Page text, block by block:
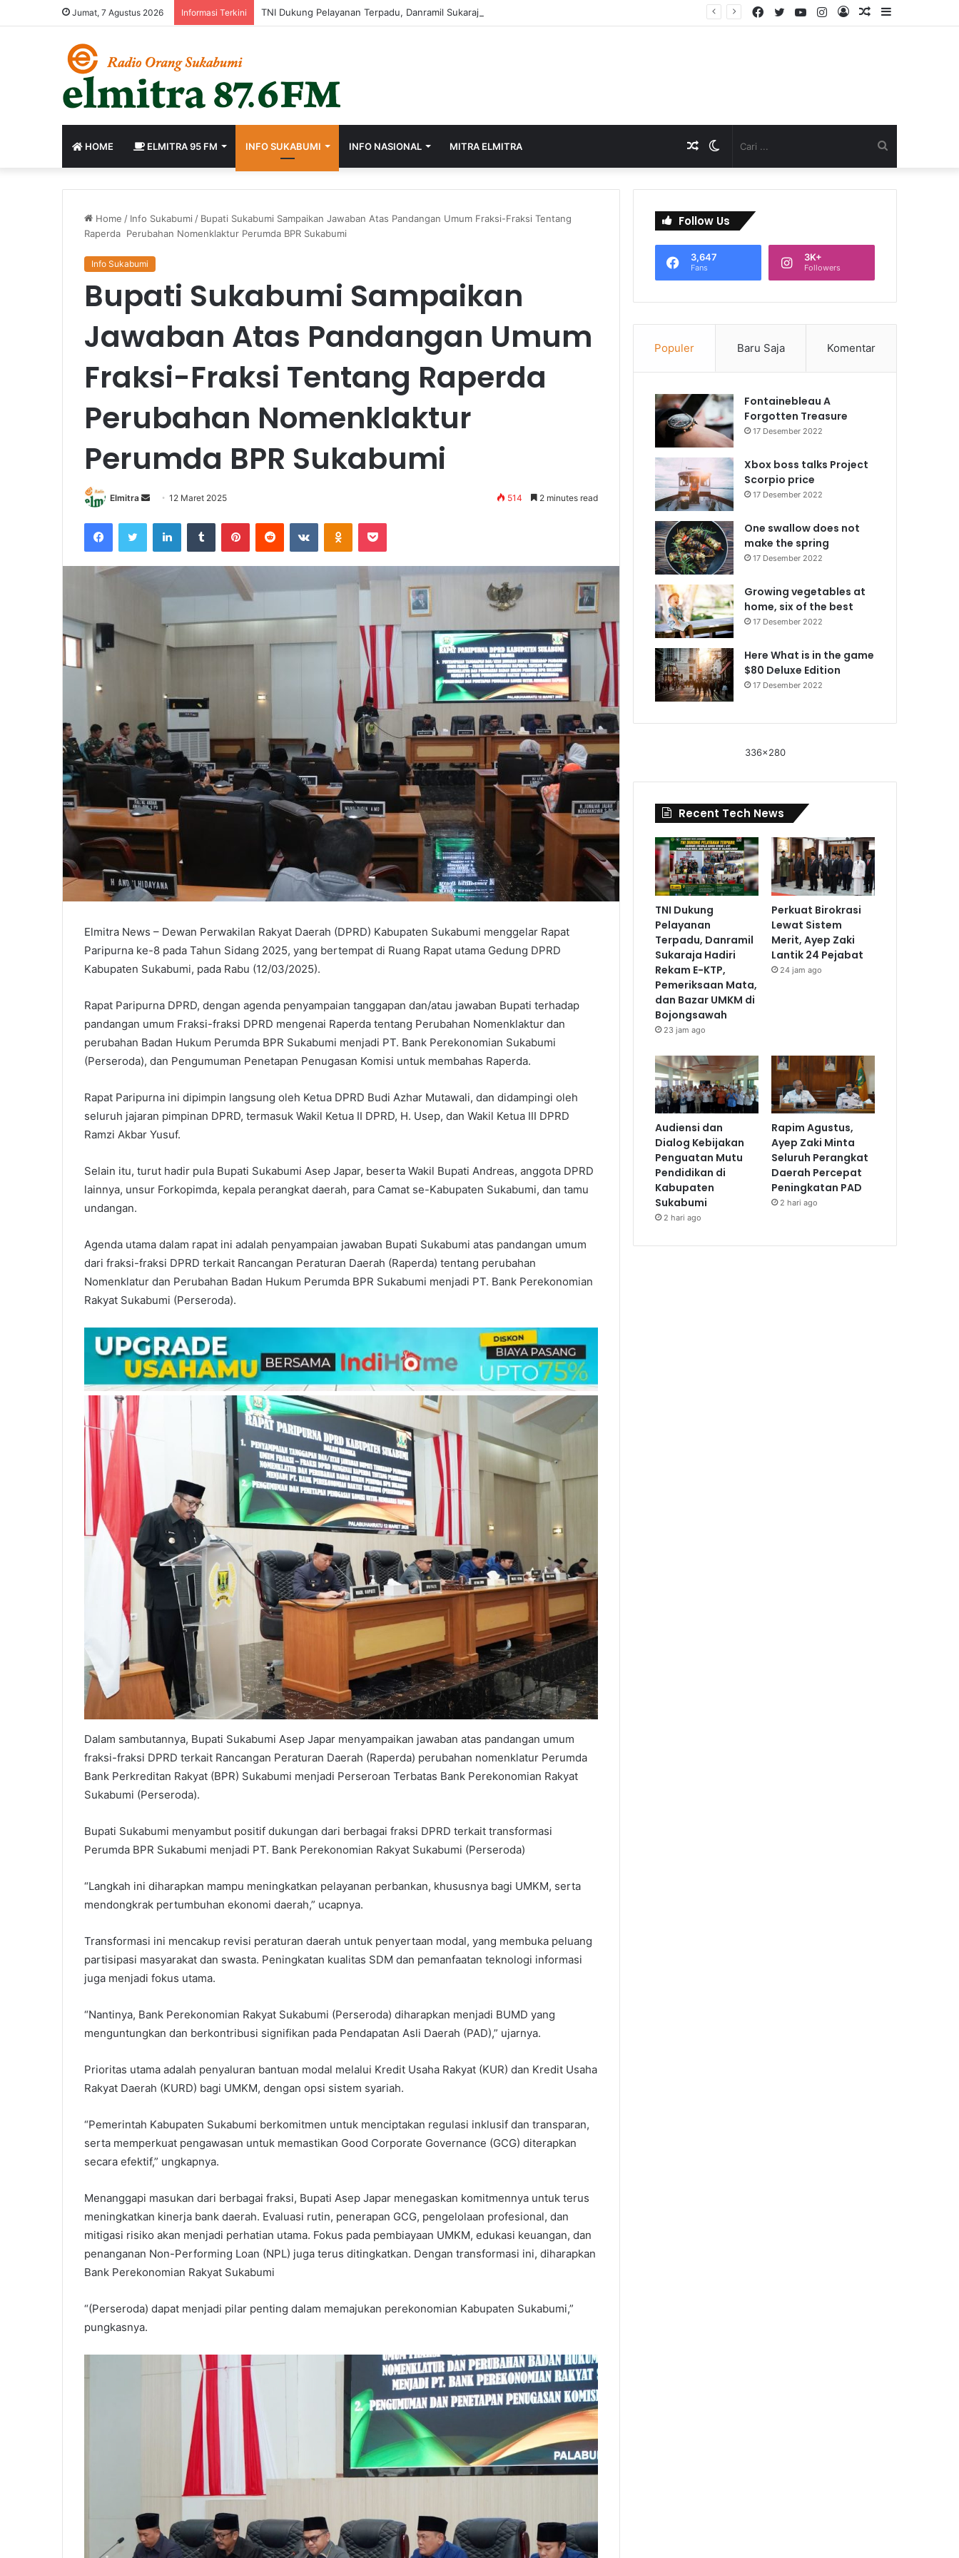
Jumat, 7 Agustus 2026 Informasi Terkini Sidebar
Artikel
Log
Instagram
YouTube
Twitter
Facebook
HOME ELMITRA 95 FM INFO SUKABUMI INFO NASIONAL MITRA ELMITRA
...
Switch
skin
Artikel
Acak
Home / Info Sukabumi / Bupati Sukabumi Sampaikan Jawaban Atas Pandangan Umum Fraksi-Fraksi Tentang
Raperda Perubahan Nomenklaktur Perumda BPR Sukabumi
Info Sukabumi
Bupati Sukabumi Sampaikan
Jawaban Atas Pandangan Umum
Fraksi-Fraksi Tentang Raperda
Perubahan Nomenklaktur
Perumda BPR Sukabumi
Elmitra
Send
email
12 Maret 2025 514 2 minutes read
FacebookTwitter LinkedInTumblr PinterestReddit VKontakteOdnoklassniki
Pocket
Elmitra News – Dewan Perwakilan Rakyat Daerah (DPRD) Kabupaten Sukabumi menggelar Rapat
Paripurna ke-8 pada Tahun Sidang 2025, yang bertempat di Ruang Rapat utama Gedung DPRD
Kabupaten Sukabumi, pada Rabu (12/03/2025).
Rapat Paripurna DPRD, dengan agenda penyampaian tanggapan dan/atau jawaban Bupati terhadap
pandangan umum Fraksi-fraksi DPRD mengenai Raperda tentang Perubahan Nomenklaktur dan
perubahan Badan Hukum Perumda BPR Sukabumi menjadi PT. Bank Perekonomian Sukabumi
(Perseroda), dan Pengumuman Penetapan Penugasan Komisi untuk membahas Raperda.
Rapat Paripurna ini dipimpin langsung oleh Ketua DPRD Budi Azhar Mutawali, dan didampingi oleh
seluruh jajaran pimpinan DPRD, termasuk Wakil Ketua II DPRD, H. Usep, dan Wakil Ketua III DPRD
Ramzi Akbar Yusuf.
Selain itu, turut hadir pula Bupati Sukabumi Asep Japar, beserta Wakil Bupati Andreas, anggota DPRD
lainnya, unsur Forkopimda, kepala perangkat daerah, para Camat se-Kabupaten Sukabumi, dan tamu
undangan.
Agenda utama dalam rapat ini adalah penyampaian jawaban Bupati Sukabumi atas pandangan umum
dari fraksi-fraksi DPRD terkait Rancangan Peraturan Daerah (Raperda) tentang perubahan
Nomenklatur dan Perubahan Badan Hukum Perumda BPR Sukabumi menjadi PT. Bank Perekonomian
Rakyat Sukabumi (Perseroda).
Dalam sambutannya, Bupati Sukabumi Asep Japar menyampaikan jawaban atas pandangan umum
fraksi-fraksi DPRD terkait Rancangan Peraturan Daerah (Raperda) perubahan nomenklatur Perumda
Bank Perkreditan Rakyat (BPR) Sukabumi menjadi Perseroan Terbatas Bank Perekonomian Rakyat
Sukabumi (Perseroda).
Bupati Sukabumi menyambut positif dukungan dari berbagai fraksi DPRD terkait transformasi
Perumda BPR Sukabumi menjadi PT. Bank Perekonomian Rakyat Sukabumi (Perseroda)
“Langkah ini diharapkan mampu meningkatkan pelayanan perbankan, khususnya bagi UMKM, serta
mendongkrak pertumbuhan ekonomi daerah,” ucapnya.
Transformasi ini mencakup revisi peraturan daerah untuk penyertaan modal, yang membuka peluang
partisipasi masyarakat dan swasta. Peningkatan kualitas SDM dan pemanfaatan teknologi informasi
juga menjadi fokus utama.
“Nantinya, Bank Perekonomian Rakyat Sukabumi (Perseroda) diharapkan menjadi BUMD yang
menguntungkan dan berkontribusi signifikan pada Pendapatan Asli Daerah (PAD),” ujarnya.
Prioritas utama adalah penyaluran bantuan modal melalui Kredit Usaha Rakyat (KUR) dan Kredit Usaha
Rakyat Daerah (KURD) bagi UMKM, dengan opsi sistem syariah.
“Pemerintah Kabupaten Sukabumi berkomitmen untuk menciptakan regulasi inklusif dan transparan,
serta memperkuat pengawasan untuk memastikan Good Corporate Governance (GCG) diterapkan
secara efektif,” ungkapnya.
Menanggapi masukan dari berbagai fraksi, Bupati Asep Japar menegaskan komitmennya untuk terus
meningkatkan kinerja bank daerah. Evaluasi rutin, penerapan GCG, pengelolaan profesional, dan
mitigasi risiko akan menjadi perhatian utama. Fokus pada pembiayaan UMKM, edukasi keuangan, dan
penanganan Non-Performing Loan (NPL) juga terus ditingkatkan. Dengan transformasi ini, diharapkan
Bank Perekonomian Rakyat Sukabumi
“(Perseroda) dapat menjadi pilar penting dalam memajukan perekonomian Kabupaten Sukabumi,”
pungkasnya.
Follow Us
3,647
Fans
3K+
Followers
Populer Baru Saja Komentar
Fontainebleau A
Forgotten Treasure
17 Desember 2022
Xbox boss talks Project
Scorpio price
17 Desember 2022
One swallow does not
make the spring
17 Desember 2022
Growing vegetables at
home, six of the best
17 Desember 2022
Here What is in the game
$80 Deluxe Edition
17 Desember 2022
336x280
Recent Tech News
TNI Dukung
Pelayanan
Terpadu, Danramil
Sukaraja Hadiri
Rekam E-KTP,
Pemeriksaan Mata,
dan Bazar UMKM di
Bojongsawah
23 jam ago
Perkuat Birokrasi
Lewat Sistem
Merit, Ayep Zaki
Lantik 24 Pejabat
24 jam ago
Audiensi dan
Dialog Kebijakan
Penguatan Mutu
Pendidikan di
Kabupaten
Sukabumi
2 hari ago
Rapim Agustus,
Ayep Zaki Minta
Seluruh Perangkat
Daerah Percepat
Peningkatan PAD
2 hari ago